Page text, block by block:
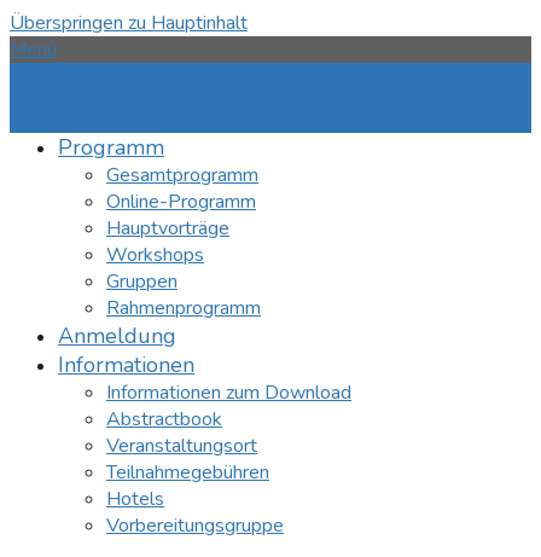
Überspringen zu Hauptinhalt
Menü
Programm
Gesamtprogramm
Online-Programm
Hauptvorträge
Workshops
Gruppen
Rahmenprogramm
Anmeldung
Informationen
Informationen zum Download
Abstractbook
Veranstaltungsort
Teilnahmegebühren
Hotels
Vorbereitungsgruppe